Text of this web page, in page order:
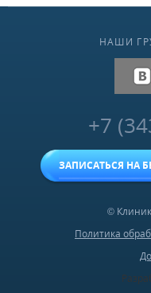
НАШИ
+7
ЗАПИСАТЬСЯ НА
©
Политика